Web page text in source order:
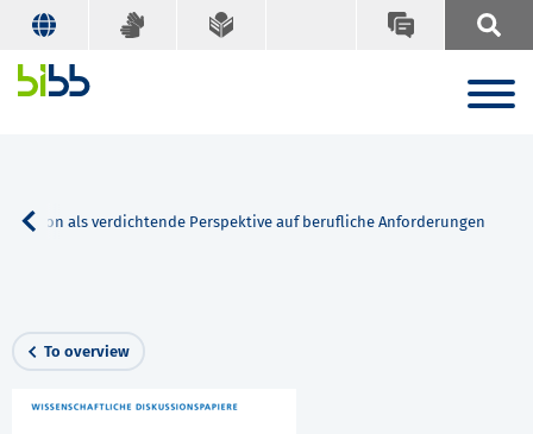
als verdichtende Perspektive auf berufliche Anforderungen
To overview